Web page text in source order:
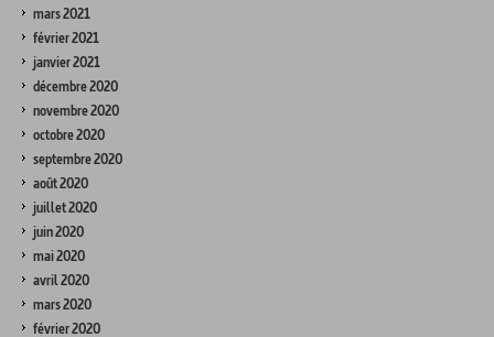
mars 2021
février 2021
janvier 2021
décembre 2020
novembre 2020
octobre 2020
septembre 2020
août 2020
juillet 2020
juin 2020
mai 2020
avril 2020
mars 2020
février 2020